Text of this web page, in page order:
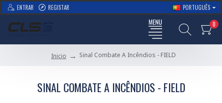
ENTRAR REGISTAR PORTUGUÊS
0
Inicio Sinal Combate A Incêndios - FIELD
SINAL COMBATE A INCÊNDIOS - FIELD